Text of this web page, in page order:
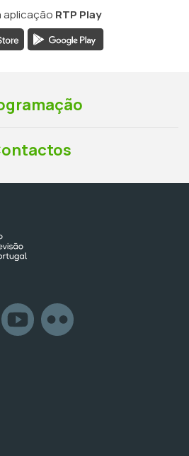
aplicação RTP Play